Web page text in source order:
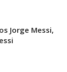
Jorge Messi,